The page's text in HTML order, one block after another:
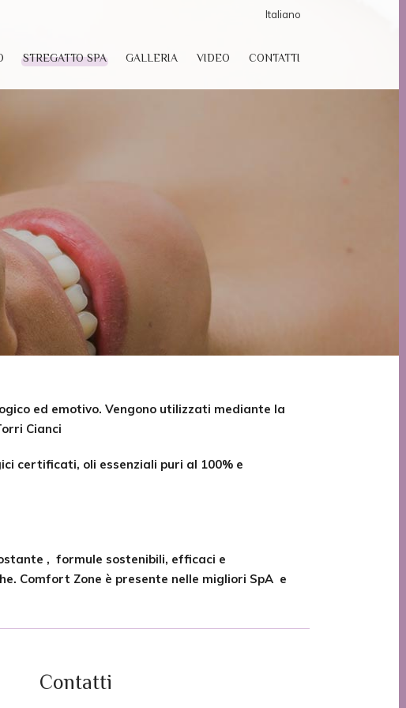
Italiano
STREGATTO SPA GALLERIA VIDEO CONTATTI
ed emotivo. Vengono utilizzati mediante la
Cianci
certificati, oli essenziali puri al 100% e
, formule sostenibili, efficaci e
Comfort Zone è presente nelle migliori SpA e
Contatti